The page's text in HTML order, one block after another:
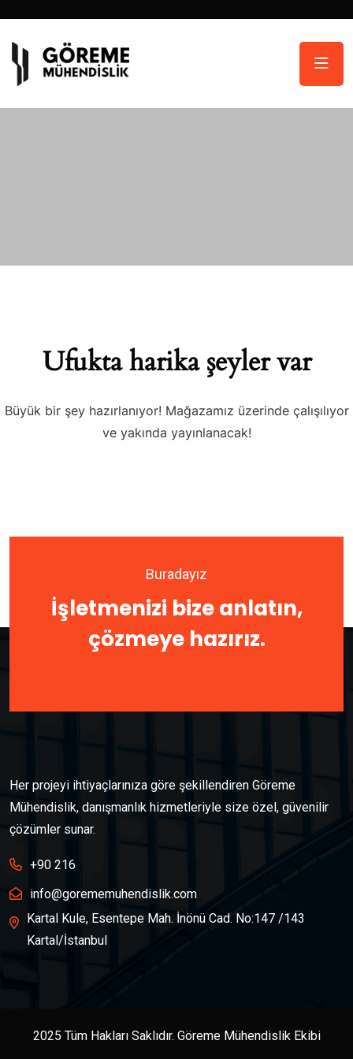
Ufukta harika şeyler var
Büyük bir şey hazırlanıyor! Mağazamız üzerinde çalışılıyor
ve yakında yayınlanacak!
Buradayız
İşletmenizi bize anlatın,
çözmeye hazırız.
Her projeyi ihtiyaçlarınıza göre şekillendiren Göreme
Mühendislik, danışmanlık hizmetleriyle size özel, güvenilir
çözümler sunar.
+90 216
info@gorememuhendislik.com
Kartal Kule, Esentepe Mah. İnönü Cad. No:147 /143
Kartal/İstanbul
2025 Tüm Hakları Saklıdır. Göreme Mühendislik Ekibi